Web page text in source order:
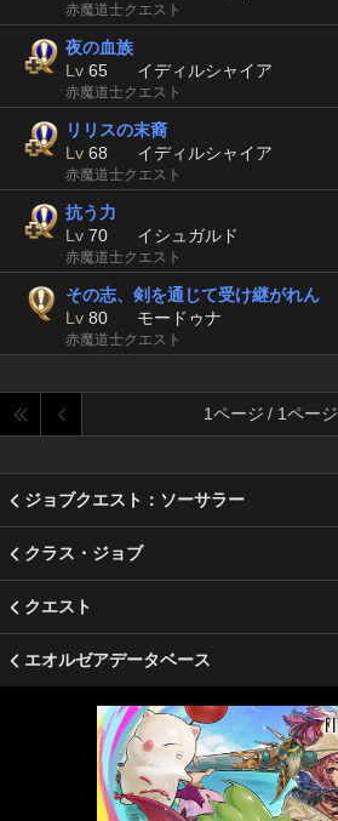
赤魔道士クエスト
夜の血族
Lv 65 イディルシャイア
赤魔道士クエスト
リリスの末裔
Lv 68 イディルシャイア
赤魔道士クエスト
抗う力
Lv 70 イシュガルド
赤魔道士クエスト
その志、剣を通じて受け継がれん
Lv 80 モードゥナ
赤魔道士クエスト
1ページ / 1ページ
ジョブクエスト：ソーサラー
クラス・ジョブ
クエスト
エオルゼアデータベース